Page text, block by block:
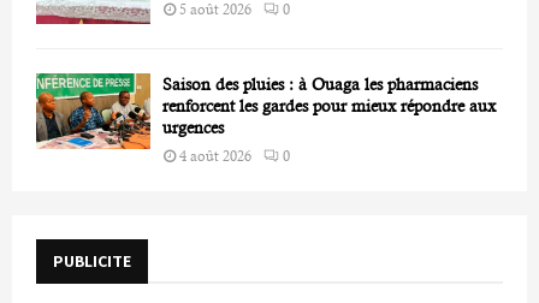
5 août 2026 0
Saison des pluies : à Ouaga les pharmaciens
renforcent les gardes pour mieux répondre aux
urgences
4 août 2026 0
PUBLICITE